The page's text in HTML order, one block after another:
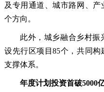
及专用通道、城市路网、
个方向。
此外，城乡融合乡村振
设先行区项目85个，共同构
支撑体系。
年度计划投资首破5000